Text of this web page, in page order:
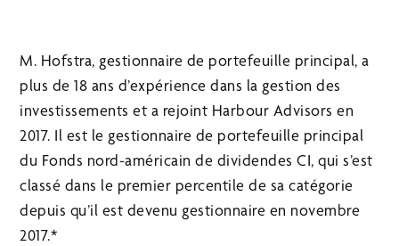
M. Hofstra, gestionnaire de portefeuille principal, a
plus de 18 ans d’expérience dans la gestion des
investissements et a rejoint Harbour Advisors en
2017. Il est le gestionnaire de portefeuille principal
du Fonds nord-américain de dividendes CI, qui s’est
classé dans le premier percentile de sa catégorie
depuis qu’il est devenu gestionnaire en novembre
2017.*